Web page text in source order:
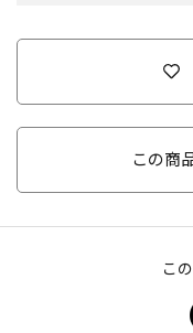
この商
こ